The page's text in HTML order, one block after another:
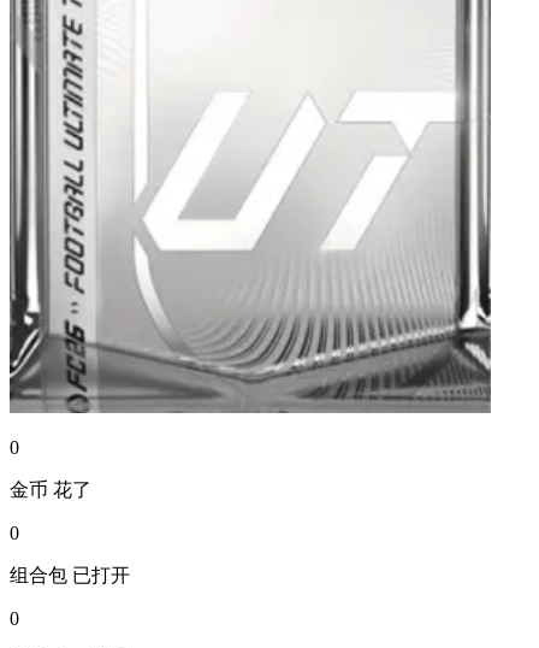
0
金币 花了
0
组合包 已打开
0